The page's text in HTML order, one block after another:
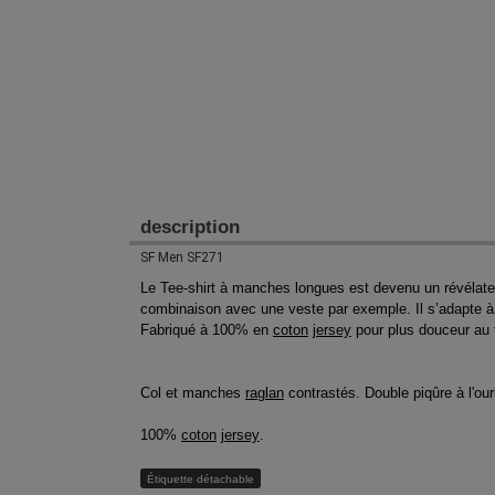
description
SF Men SF271
Le Tee-shirt à manches longues est devenu un
combinaison avec une veste par exemple. Il
Fabriqué à 100% en coton jersey pour plus douceur au
Col et manches raglan contrastés. Double piqûre à
100% coton jersey
Étiquette détachable